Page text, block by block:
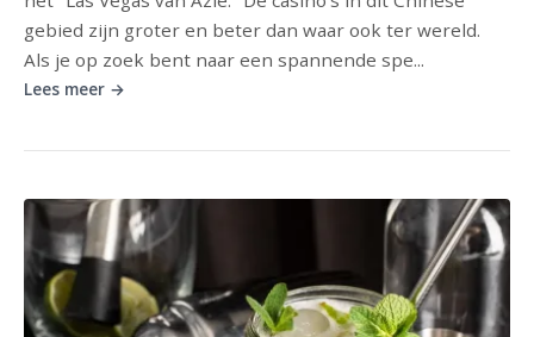
gebied zijn groter en beter dan waar ook ter wereld.
Als je op zoek bent naar een spannende spe...
Lees meer →